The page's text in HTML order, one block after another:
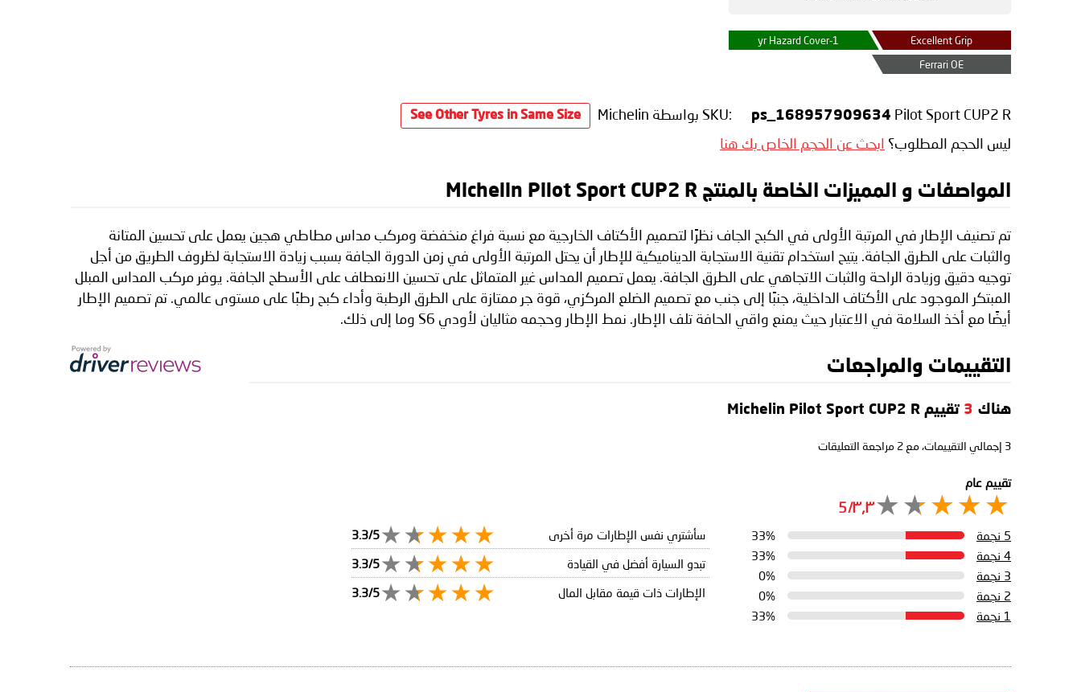
Excellent Grip
1-yr Hazard Cover
Ferrari OE
SKU: ps_168957909634 Pilot Sport CUP2 R بواسطة Michelin See Other Tyres in Same Size
ليس الحجم المطلوب؟ ابحث عن الحجم الخاص بك هنا
المواصفات و المميزات الخاصة بالمنتج Michelin Pilot Sport CUP2 R
تم تصنيف الإطار في المرتبة الأولى في الكبح الجاف نظرًا لتصميم الأكتاف الخارجية مع نسبة فراغ منخفضة ومركب مداس مطاطي هجين يعمل على تحسين المتانة
والثبات على الطرق الجافة. يتيح استخدام تقنية الاستجابة الديناميكية للإطار أن يحتل المرتبة الأولى في زمن الدورة الجافة بسبب زيادة الاستجابة لظروف الطريق من أجل
توجيه دقيق وزيادة الراحة والثبات الاتجاهي على الطرق الجافة. يعمل تصميم المداس غير المتماثل على تحسين الانعطاف على الأسطح الجافة. يوفر مركب المداس المبلل
المبتكر الموجود على الأكتاف الداخلية، جنبًا إلى جنب مع تصميم الضلع المركزي، قوة جر ممتازة على الطرق الرطبة وأداء كبح رطبًا على مستوى عالمي. تم تصميم الإطار
أيضًا مع أخذ السلامة في الاعتبار حيث يمنع واقي الحافة تلف الإطار. نمط الإطار وحجمه مثاليان لأودي S6 وما إلى ذلك.
التقييمات والمراجعات
هناك 3 تقييم Michelin Pilot Sport CUP2 R
3 إجمالي التقييمات، مع 2 مراجعة التعليقات
تقييم عام
٣٫٣/5
5 نجمة
33%
4 نجمة
33%
3 نجمة
0%
2 نجمة
0%
1 نجمة
33%
سأشتري نفس الإطارات مرة أخرى
3.3/5
تبدو السيارة أفضل في القيادة
3.3/5
الإطارات ذات قيمة مقابل المال
3.3/5